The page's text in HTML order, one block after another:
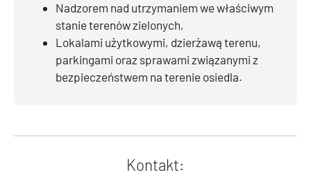
Nadzorem nad utrzymaniem we właściwym
stanie terenów zielonych,
Lokalami użytkowymi, dzierżawą terenu,
parkingami oraz sprawami związanymi z
bezpieczeństwem na terenie osiedla.
Kontakt: